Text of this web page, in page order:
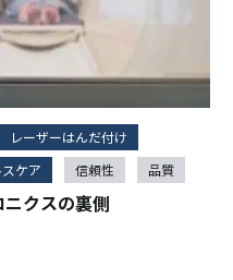
レーザーはんだ付け
ケア 信頼性 品質
クスの裏側